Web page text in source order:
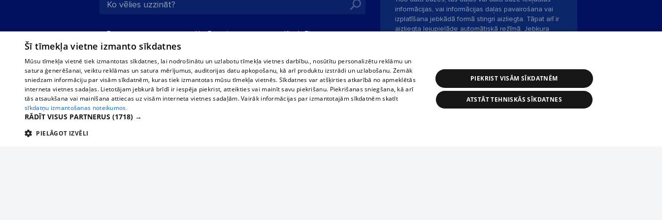
Par mums
Reklāma
Biznesa klientiem
Tarifi
Privātuma politika
Sīkdatņu iestatījumi
Politiskā reklāma
Uzņēmumi
Autobusu biļetes
Vilcienu biļetes
Kinoteātros
Līguma noteikumi
360 Ziņas kontakti
informācijas, vai informācijas daļas pavairošana vai
izplatīšana jebkādā formā stingri aizliegta. Tāpat arī ir
aizliegta lejupielāde automātiskā režīmā. Jebkura
Portāla palīdzības dienests: e-pasts -info@1188.lv
SIA Helio Media2004-2026
Šī tīmekļa vietne izmanto sīkdatnes
Mūsu tīmekļa vietnē tiek izmantotas sīkdatnes, lai nodrošinātu un uzlabotu tīmekļa vietnes darbību., nosūtītu personalizētu reklāmu un
satura ģenerēšanai, veiktu reklāmas un satura mērījumus, auditorijas datu apkopošanu, kā arī produktu izstrādi un uzlabošanu. Zemāk
sniedzam informāciju par visām sīkdatnēm, kuras tiek izmantotas mūsu tīmekļa vietnēs. Sīkdatnes var atšķirties atkarībā no apmeklētās
interneta vietnes sadaļas. Lietotājam jebkurā brīdī ir iespēja piekrist, atteikties vai mainīt savu piekrišanu. Piekrišanas sniegšana, kā arī
tās atsaukšana vai mainīšana attiecas uz visām interneta vietnes sadaļām. Vairāk informācijas par izmantotajām sīkdatnēm skatīt
sīkdatņu izmantošanas noteikumos.
RĀDĪT VISUS PARTNERUS (1718) →
PIELĀGOT IZVĒLI
PIEKRIST VISĀM SĪKDATNĒM
ATSTĀT TEHNISKĀS SĪKDATNES